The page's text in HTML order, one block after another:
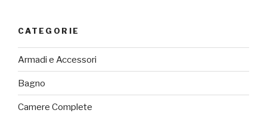
CATEGORIE
Armadi e Accessori
Bagno
Camere Complete